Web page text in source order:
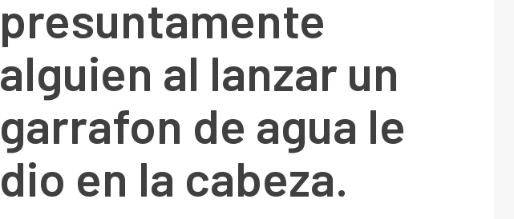
presuntamente
alguien al lanzar un
garrafon de agua le
dio en la cabeza.